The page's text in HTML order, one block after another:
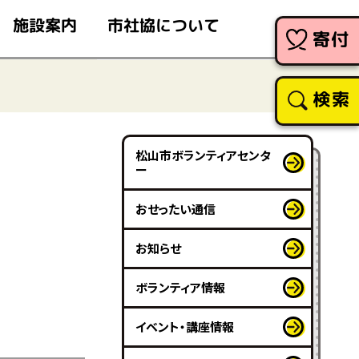
施設案内 市社協について
寄付
検索
松山市ボランティアセンタ
ー
おせったい通信
お知らせ
ボランティア情報
イベント・講座情報